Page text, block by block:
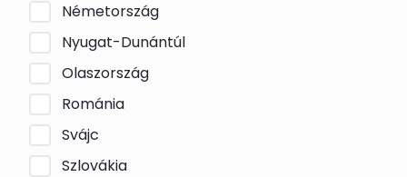
Németország
Nyugat-Dunántúl
Olaszország
Románia
Svájc
Szlovákia